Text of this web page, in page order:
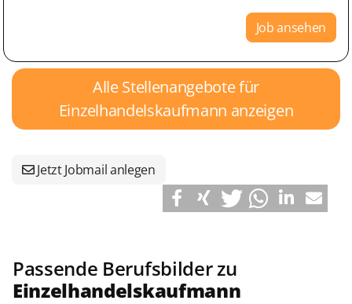
Job ansehen
Alle Stellenangebote für
Einzelhandelskaufmann anzeigen
Jetzt Jobmail anlegen
Passende Berufsbilder zu
Einzelhandelskaufmann